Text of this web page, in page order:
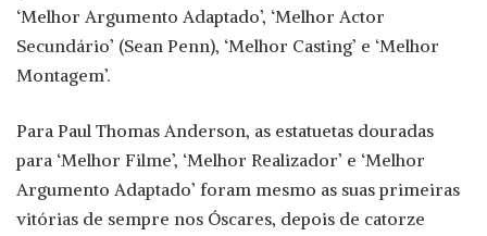
‘Melhor Argumento Adaptado’, ‘Melhor Actor
Secundário’ (Sean Penn), ‘Melhor Casting’ e ‘Melhor
Montagem’.
Para Paul Thomas Anderson, as estatuetas douradas
para ‘Melhor Filme’, ‘Melhor Realizador’ e ‘Melhor
Argumento Adaptado’ foram mesmo as suas primeiras
vitórias de sempre nos Óscares, depois de catorze